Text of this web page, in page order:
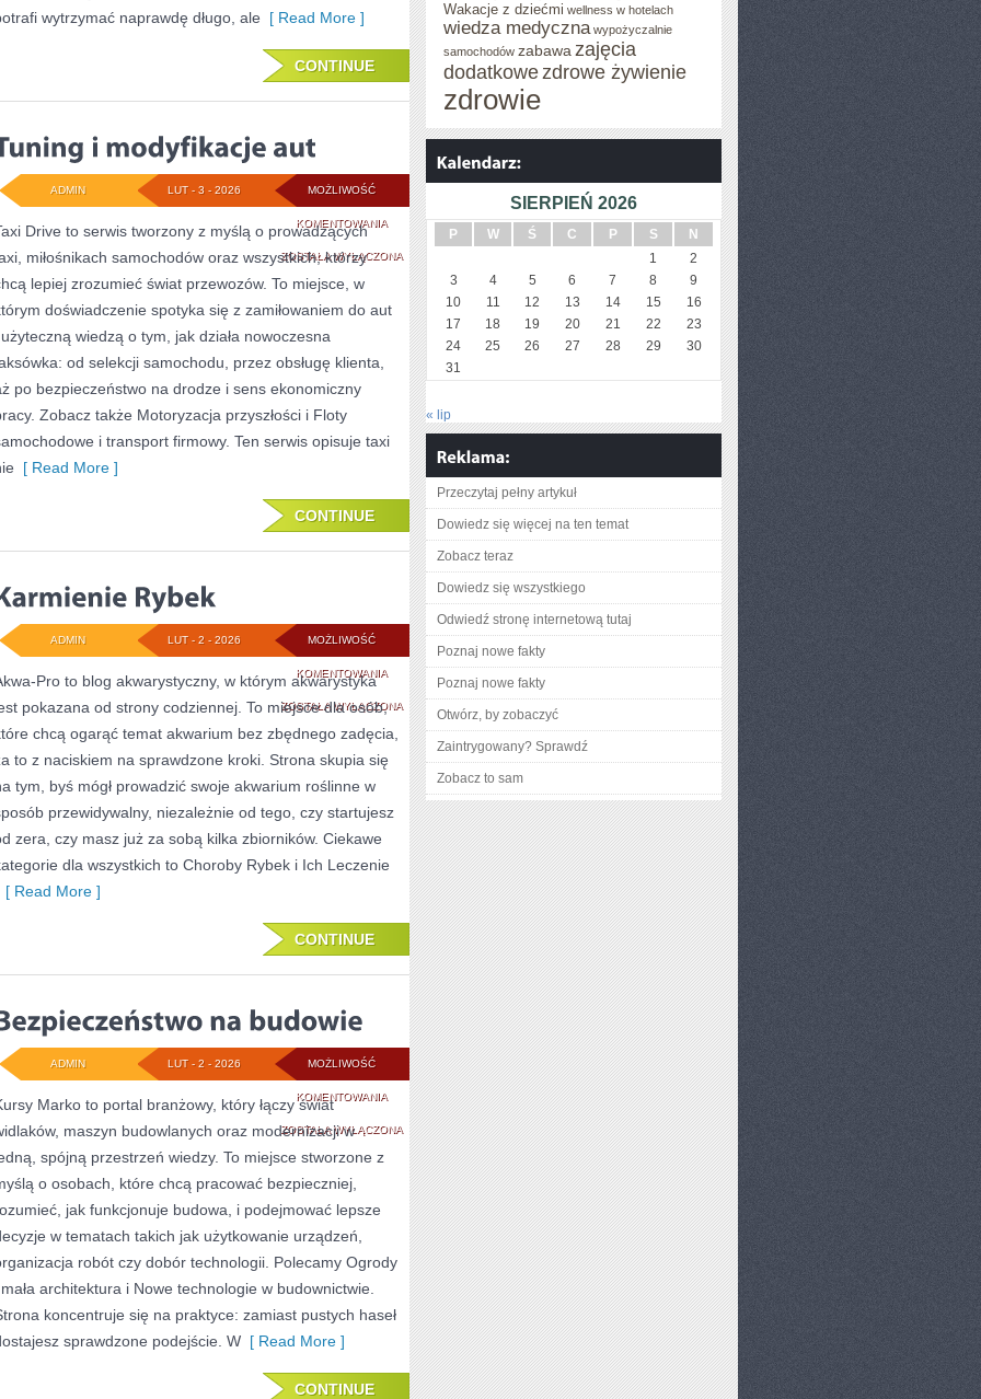
wytrzymać naprawdę długo, ale [ Read More ]
CONTINUE
MOŻLIWOŚĆ
KOMENTOWANIATUNING
I
MODYFIKACJE
ZOSTAŁA WYŁĄCZONA
LUT - 3 - 2026
ADMIN
Drive to serwis tworzony z myślą o prowadzących
miłośnikach samochodów oraz wszystkich, którzy
lepiej zrozumieć świat przewozów. To miejsce, w
doświadczenie spotyka się z zamiłowaniem do aut
wiedzą o tym, jak działa nowoczesna
od selekcji samochodu, przez obsługę klienta,
po bezpieczeństwo na drodze i sens ekonomiczny
Zobacz także Motoryzacja przyszłości i Floty
i transport firmowy. Ten serwis opisuje taxi
[ Read More ]
CONTINUE
MOŻLIWOŚĆ
KOMENTOWANIAKARMIENIE
RYBEK
ZOSTAŁA WYŁĄCZONA
LUT - 2 - 2026
ADMIN
Pro to blog akwarystyczny, w którym akwarystyka
pokazana od strony codziennej. To miejsce dla osób,
chcą ogarąć temat akwarium bez zbędnego zadęcia,
to z naciskiem na sprawdzone kroki. Strona skupia się
tym, byś mógł prowadzić swoje akwarium roślinne w
przewidywalny, niezależnie od tego, czy startujesz
zera, czy masz już za sobą kilka zbiorników. Ciekawe
dla wszystkich to Choroby Rybek i Ich Leczenie
Read More ]
CONTINUE
MOŻLIWOŚĆ
KOMENTOWANIABEZPIECZEŃSTWO
NA
BUDOWIE
ZOSTAŁA WYŁĄCZONA
LUT - 2 - 2026
ADMIN
Marko to portal branżowy, który łączy świat
maszyn budowlanych oraz modernizacji w
spójną przestrzeń wiedzy. To miejsce stworzone z
o osobach, które chcą pracować bezpieczniej,
jak funkcjonuje budowa, i podejmować lepsze
w tematach takich jak użytkowanie urządzeń,
robót czy dobór technologii. Polecamy Ogrody
architektura i Nowe technologie w budownictwie.
koncentruje się na praktyce: zamiast pustych haseł
sprawdzone podejście. W [ Read More ]
CONTINUE
Wakacje z dziećmi wellness w hotelach
wiedza medyczna wypożyczalnie
samochodów zabawa zajęcia
dodatkowezdrowe żywienie
zdrowie
SIERPIEŃ 2026
P W Ś C P S
N
1
2
3
4 5 6 7 8
9
10
11 12 13 14 15
16
17
18 19 20 21 22
23
24
25 26 27 28 29
30
31
« lip
Przeczytaj pełny artykuł
Dowiedz się więcej na ten temat
Zobacz teraz
Dowiedz się wszystkiego
Odwiedź stronę internetową tutaj
Poznaj nowe fakty
Poznaj nowe fakty
Otwórz, by zobaczyć
Zaintrygowany? Sprawdź
Zobacz to sam